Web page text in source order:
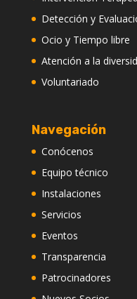
Detección y
Ocio y Tiempo libre
Atención a la
Voluntariado
Navegación
Conócenos
Equipo técnico
Instalaciones
Servicios
Eventos
Transparencia
Patrocinadores